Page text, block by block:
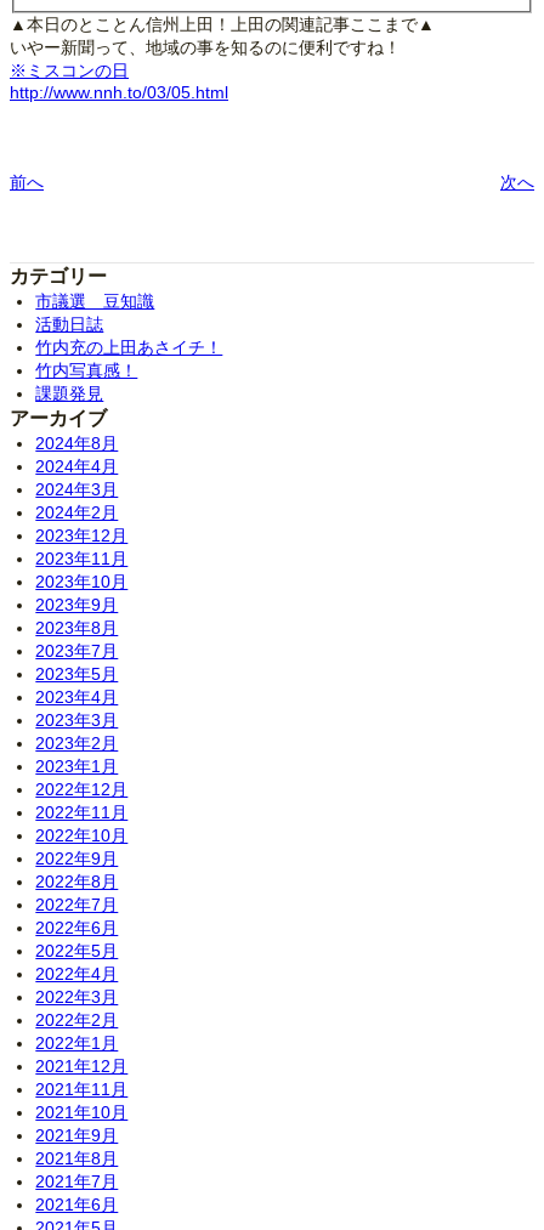
▲本日のとことん信州上田！上田の関連記事ここまで▲
いやー新聞って、地域の事を知るのに便利ですね！
※ミスコンの日
http://www.nnh.to/03/05.html
前へ 次へ
カテゴリー
市議選 豆知識
活動日誌
竹内充の上田あさイチ！
竹内写真感！
課題発見
アーカイブ
2024年8月
2024年4月
2024年3月
2024年2月
2023年12月
2023年11月
2023年10月
2023年9月
2023年8月
2023年7月
2023年5月
2023年4月
2023年3月
2023年2月
2023年1月
2022年12月
2022年11月
2022年10月
2022年9月
2022年8月
2022年7月
2022年6月
2022年5月
2022年4月
2022年3月
2022年2月
2022年1月
2021年12月
2021年11月
2021年10月
2021年9月
2021年8月
2021年7月
2021年6月